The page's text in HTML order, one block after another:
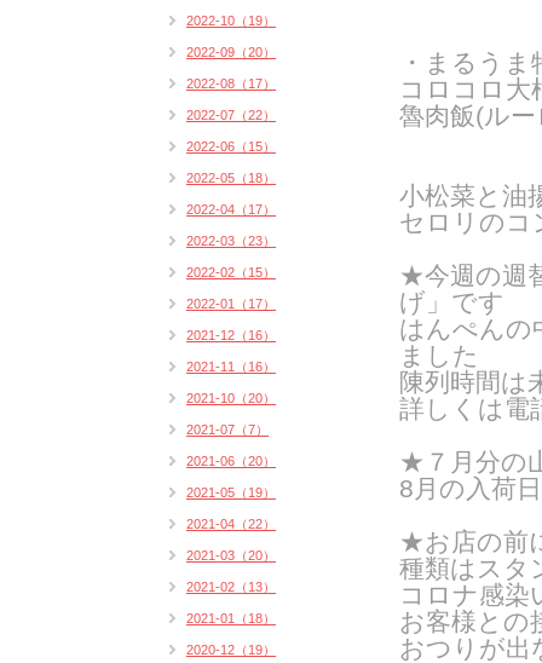
・まるうま
コロコロ大
魯肉飯(ル
小松菜と油
セロリのコ
★今週の週
げ」です
はんぺんの
ました
陳列時間は
詳しくは電
★７ 月分の
8月の入荷
★お店の前
種類はスタ
コロナ感染
お客様との
おつりが出
2022-10（19）
2022-09（20）
2022-08（17）
2022-07（22）
2022-06（15）
2022-05（18）
2022-04（17）
2022-03（23）
2022-02（15）
2022-01（17）
2021-12（16）
2021-11（16）
2021-10（20）
2021-07（7）
2021-06（20）
2021-05（19）
2021-04（22）
2021-03（20）
2021-02（13）
2021-01（18）
2020-12（19）